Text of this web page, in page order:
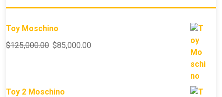
Toy Moschino
$125,000.00 $85,000.00
Toy 2 Moschino